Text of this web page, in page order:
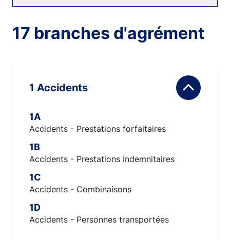
17 branches d'agrément
1 Accidents
1A
Accidents - Prestations forfaitaires
1B
Accidents - Prestations Indemnitaires
1C
Accidents - Combinaisons
1D
Accidents - Personnes transportées